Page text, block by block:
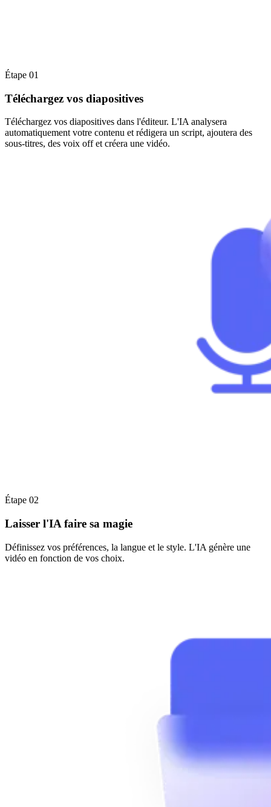
Étape 01
Téléchargez vos diapositives
Téléchargez vos diapositives dans l'éditeur. L'IA analysera
automatiquement votre contenu et rédigera un script, ajoutera des
sous-titres, des voix off et créera une vidéo.
Étape 02
Laisser l'IA faire sa magie
Définissez vos préférences, la langue et le style. L'IA génère une
vidéo en fonction de vos choix.